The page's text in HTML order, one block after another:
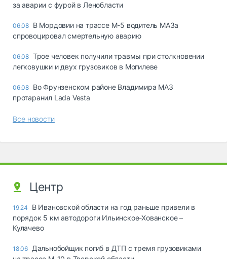
за аварии с фурой в Ленобласти
06.08 В Мордовии на трассе М-5 водитель МАЗа
спровоцировал смертельную аварию
06.08 Трое человек получили травмы при столкновении
легковушки и двух грузовиков в Могилеве
06.08 Во Фрунзенском районе Владимира МАЗ
протаранил Lada Vesta
Все новости
Центр
19:24
В Ивановской области на год раньше привели в
порядок 5 км автодороги Ильинское-Хованское –
Кулачево
18:06 Дальнобойщик погиб в ДТП с тремя грузовиками